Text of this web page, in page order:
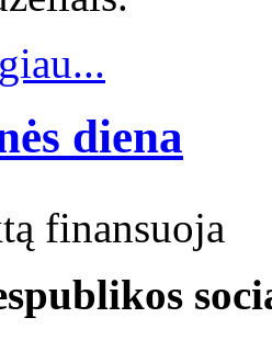
diena
finansuoja